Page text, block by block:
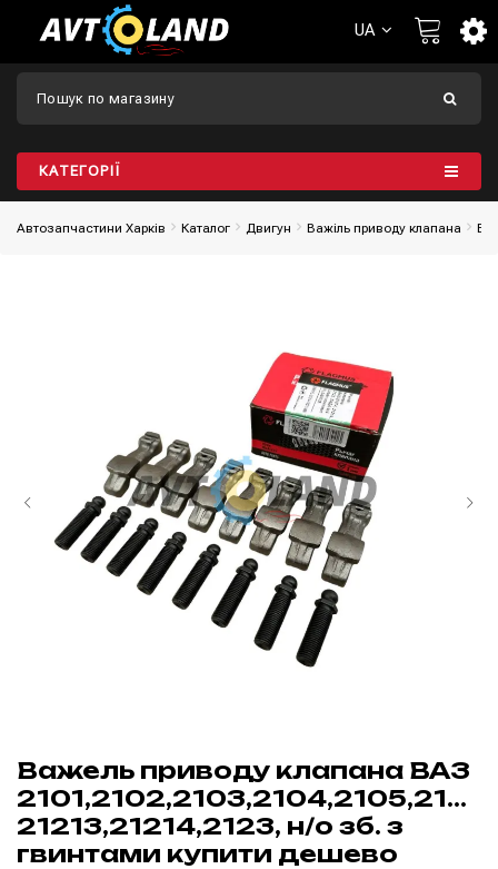
UA
КАТЕГОРІЇ
Автозапчастини Харків Каталог Двигун Важіль приводу клапана
Важель приводу клапана ВАЗ
21213,21214,2123, н/о зб. з
гвинтами купити дешево